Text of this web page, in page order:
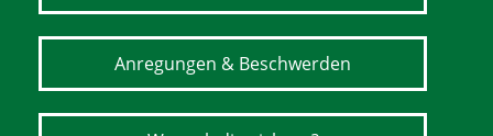
Anregungen & Beschwerden